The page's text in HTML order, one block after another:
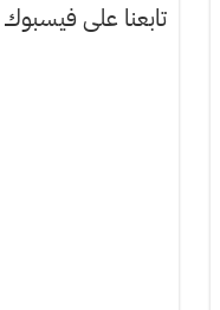
تابعنا على فيسبوك